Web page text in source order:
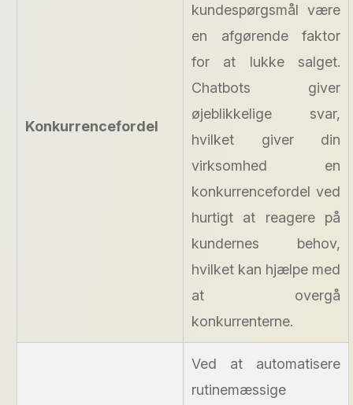
Konkurrencefordel
kundespørgsmål være
en afgørende faktor
for at lukke salget.
Chatbots giver
øjeblikkelige svar,
hvilket giver din
virksomhed en
konkurrencefordel ved
hurtigt at reagere på
kundernes behov,
hvilket kan hjælpe med
at overgå
konkurrenterne.
Ved at automatisere
rutinemæssige